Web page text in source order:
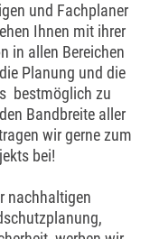
und Fachplaner
Ihnen mit ihrer
in allen Bereichen
Planung und die
bestmöglich zu
Bandbreite aller
wir gerne zum
bei!
nachhaltigen